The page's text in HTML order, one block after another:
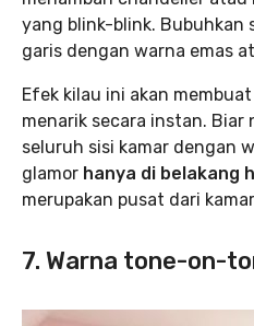
yang blink-blink. Bubuhkan
garis dengan warna emas
Efek kilau ini akan
menarik secara instan. Biar
seluruh sisi kamar dengan
glamor hanya di belakang
merupakan pusat dari
7. Warna tone-on-